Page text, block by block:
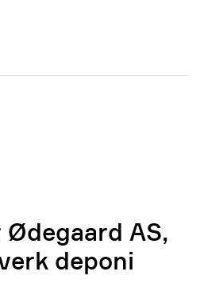
Ødegaard AS,
deponi